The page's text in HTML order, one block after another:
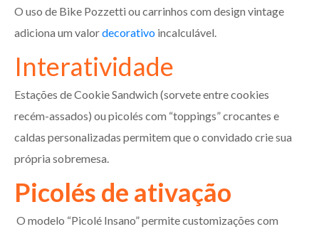
O uso de Bike Pozzetti ou carrinhos com design vintage
adiciona um valordecorativo incalculável.
Interatividade
Estações de Cookie Sandwich (sorvete entre cookies
recém-assados) ou picolés com “toppings” crocantes e
caldas personalizadas permitem que o convidado crie sua
própria sobremesa.
Picolés de ativação
O modelo “Picolé Insano” permite customizações com